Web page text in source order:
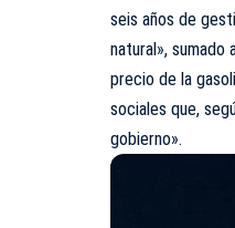
seis años de
natural»,
precio de la
sociales que,
gobierno».